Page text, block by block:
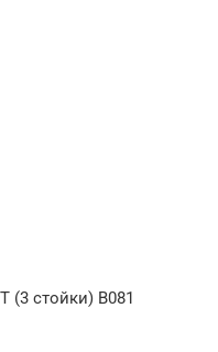
(3 стойки) B081